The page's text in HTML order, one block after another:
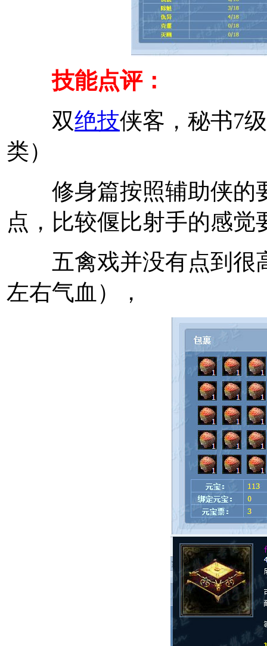
技能点评：
双绝技侠客，秘书7
类）
修身篇按照辅助侠的
点，比较偃比射手的感觉
五禽戏并没有点到很
左右气血），